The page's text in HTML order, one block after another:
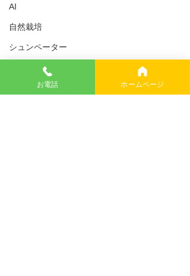
AI
自然栽培
シュンペーター
カレンダー
Windows11
お電話 ホームページ